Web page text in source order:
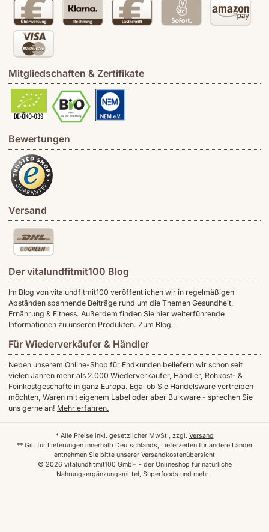
Mitgliedschaften & Zertifikate
Bewertungen
Versand
Der vitalundfitmit100 Blog
Im Blog von vitalundfitmit100 veröffentlichen wir in regelmäßigen
Abständen spannende Beiträge rund um die Themen Gesundheit,
Ernährung & Fitness. Außerdem finden Sie hier weiterführende
Informationen zu unseren Produkten. Zum Blog.
Für Wiederverkäufer & Händler
Neben unserem Online-Shop für Endkunden beliefern wir schon seit
vielen Jahren mehr als 2.000 Wiederverkäufer, Händler, Rohkost- &
Feinkostgeschäfte in ganz Europa. Egal ob Sie Handelsware vertreiben
möchten, Waren mit eigenem Label oder aber Bulkware - sprechen Sie
uns gerne an! Mehr erfahren.
© 2026 vitalundfitmit100 GmbH - der Onlineshop für natürliche
Nahrungsergänzungsmittel, Superfoods und mehr
* Alle Preise inkl. gesetzlicher MwSt., zzgl. Versand
** Gilt für Lieferungen innerhalb Deutschlands, Lieferzeiten für andere Länder
entnehmen Sie bitte unserer Versandkostenübersicht